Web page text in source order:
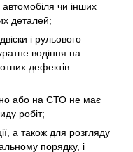
чи інших
деталей;
і рульового
водіння на
дефектів
або на СТО не має
робіт;
а також для розгляду
порядку, і